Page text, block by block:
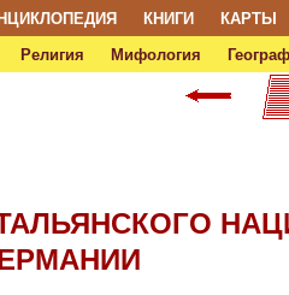
КНИГИ КАРТЫ
Религия Мифология